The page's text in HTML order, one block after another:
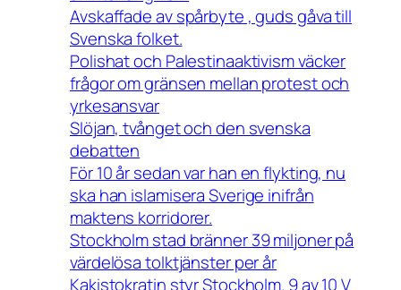
Avskaffade av spårbyte , guds gåva till
Svenska folket.
Polishat och Palestinaaktivism väcker
frågor om gränsen mellan protest och
yrkesansvar
Slöjan, tvånget och den svenska
debatten
För 10 år sedan var han en flykting, nu
ska han islamisera Sverige inifrån
maktens korridorer.
Stockholm stad bränner 39 miljoner på
värdelösa tolktjänster per år
Kakistokratin styr Stockholm. 9 av 10 V